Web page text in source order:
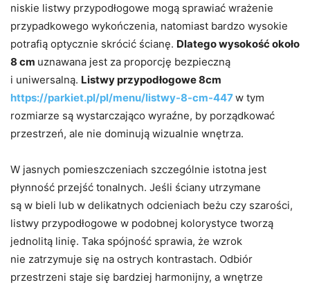
niskie listwy przypodłogowe mogą sprawiać wrażenie
przypadkowego wykończenia, natomiast bardzo wysokie
potrafią optycznie skrócić ścianę. Dlatego wysokość około
8 cm uznawana jest za proporcję bezpieczną
i uniwersalną. Listwy przypodłogowe 8cm
https://parkiet.pl/pl/menu/listwy-8-cm-447w tym
rozmiarze są wystarczająco wyraźne, by porządkować
przestrzeń, ale nie dominują wizualnie wnętrza.
W jasnych pomieszczeniach szczególnie istotna jest
płynność przejść tonalnych. Jeśli ściany utrzymane
są w bieli lub w delikatnych odcieniach beżu czy szarości,
listwy przypodłogowe w podobnej kolorystyce tworzą
jednolitą linię. Taka spójność sprawia, że wzrok
nie zatrzymuje się na ostrych kontrastach. Odbiór
przestrzeni staje się bardziej harmonijny, a wnętrze